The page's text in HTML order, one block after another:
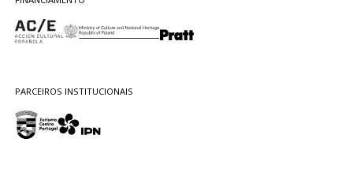
PARCEIROS INSTITUCIONAIS